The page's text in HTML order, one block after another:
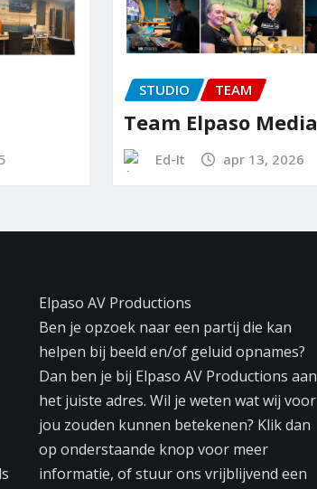
TEAM
Team Elpaso Media
apr 13, 2026
Elpaso AV Productions
Ben je opzoek naar een partij die kan
helpen bij beeld en/of geluid opnames?
Dan ben je bij Elpaso AV Productions aan
het juiste adres. Wil je weten wat wij voor
jou zouden kunnen betekenen? Klik dan
op onderstaande knop voor meer
informatie, of stuur ons vrijblijvend een